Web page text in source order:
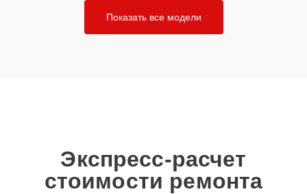
Показать все модели
Экспресс-расчет
стоимости ремонта